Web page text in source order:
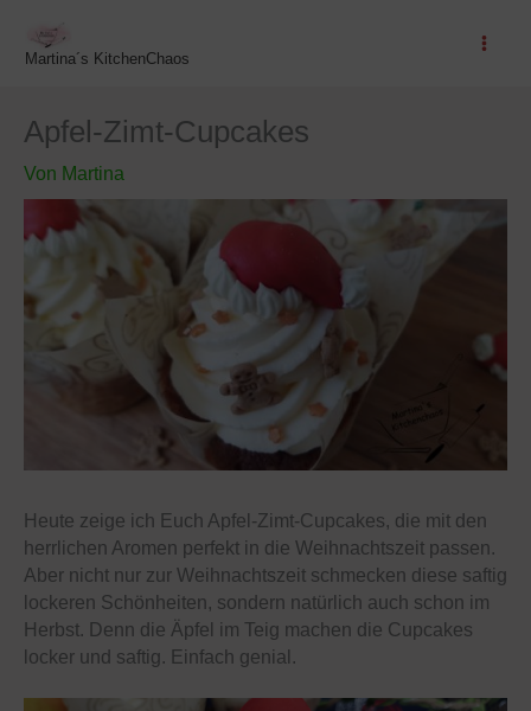
Inhalt
springen
Martina´s KitchenChaos
Apfel-Zimt-Cupcakes
Von Martina
Heute zeige ich Euch Apfel-Zimt-Cupcakes, die mit den
herrlichen Aromen perfekt in die Weihnachtszeit passen.
Aber nicht nur zur Weihnachtszeit schmecken diese saftig
lockeren Schönheiten, sondern natürlich auch schon im
Herbst. Denn die Äpfel im Teig machen die Cupcakes
locker und saftig. Einfach genial.